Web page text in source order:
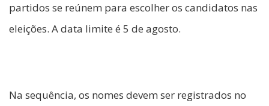
partidos se reúnem para escolher os candidatos nas
eleições. A data limite é 5 de agosto.
Na sequência, os nomes devem ser registrados no